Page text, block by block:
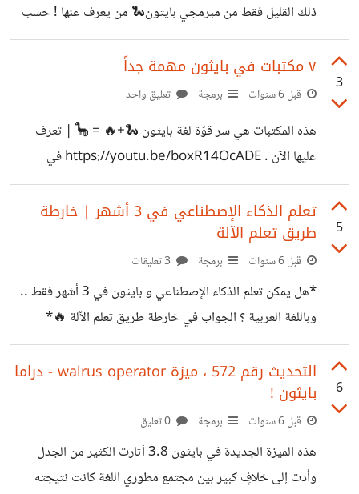
ذلك القليل فقط من مبرمجي بايثون🐍 من يعرف عنها ! حسب
علمنا نحن أول مصدر عربي سيتطرق لهذا الموضوع . ##المقارنة
المنطقية المقارنة المنطقية تعتبر معامل أساسي في كل لغات
البرمجة ، فبداية من فورتران ومرورا بكل لغات البرمجة التي أتت
فمثلاً إشارتي التساوي == تُستخدمان للتأكد من تساوي أو تطابق
متغيرين في لغات مثل : • السي •
3
٧ مكتبات في بايثون مهمة جداً
قبل 6 سنوات برمجة تعليق واحد
هذه المكتبات هي سر قوّة لغة بايثون 🐍+🔥 = 🦕 | تعرف
عليها الآن . https://youtu.be/boxR14OcADE في
التقييم اعتمدنا على : ✔ عدد المشاريع التي تعتمد على المكتبة.
✔ عدد مرات التثبيت. ✔ عدد الستارز والمساهمين في جيت هب
. وتجاهلنا كل : ❌ المكتبات القياسية. ❌التي لا تتم صيانتها
وتطويرها . ❌ المكتبات المنافِسة والشبيهة.
5
تعلم الذكاء الإصطناعي في 3 أشهر | خارطة
طريق تعلم الآلة
قبل 6 سنوات برمجة
*هل يمكن تعلم الذكاء الإصطناعي و بايثون في 3 أشهر فقط ..
وباللغة العربية ؟ الجواب في خارطة طريق تعلم الآلة 🔥*
https://youtu.be/zPBj2kfvWIM 🧠 حلقة اليوم مميّزة
جداً أولاً لأنها من طلبكم ،وثانياً لأنها عبارة عن خريطة طريق
(Artificial intelligence) من الصفر حتى الإحتراف ،
وبالإعتماد على مصادر عربية مجانية تم انتِقاؤها بعناية فائقة
لمساعدتكم على إكتساب مهارات وتقنيات التعلم الآلي في وقتٍ
6
التحديث رقم 572 ، ميزة walrus operator - دراما
بايثون !
قبل 6 سنوات برمجة
هذه الميزة الجديدة في بايثون 3.8 أثارت الكثير من الجدل
وأدت إلى خلافٍ كبير بين مجتمع مطوري اللغة كانت نتيجته